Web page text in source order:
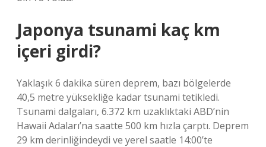
Japonya tsunami kaç km
içeri girdi?
Yaklaşık 6 dakika süren deprem, bazı bölgelerde
40,5 metre yüksekliğe kadar tsunami tetikledi.
Tsunami dalgaları, 6.372 km uzaklıktaki ABD’nin
Hawaii Adaları’na saatte 500 km hızla çarptı. Deprem
29 km derinliğindeydi ve yerel saatle 14:00’te